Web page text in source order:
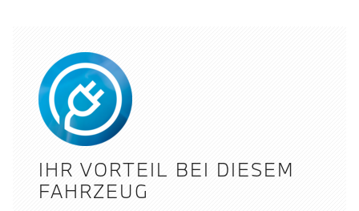
IHR VORTEIL BEI DIESEM
FAHRZEUG